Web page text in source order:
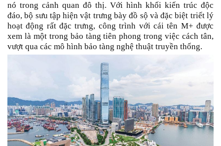
nó trong cảnh quan đô thị. Với hình khối kiến trúc độc
đáo, bộ sưu tập hiện vật trưng bày đồ sộ và đặc biệt triết lý
hoạt động rất đặc trưng, công trình với cái tên M+ được
xem là một trong bảo tàng tiên phong trong việc cách tân,
vượt qua các mô hình bảo tàng nghệ thuật truyền thống.